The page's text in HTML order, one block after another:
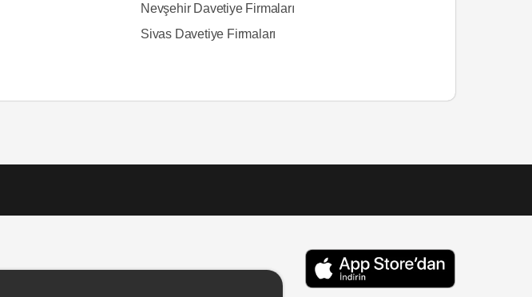
Nevşehir Davetiye Firmaları
Sivas Davetiye Firmaları